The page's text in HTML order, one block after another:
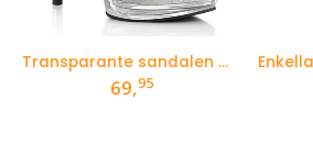
Transparante sandalen met hak en plateautje
69,95